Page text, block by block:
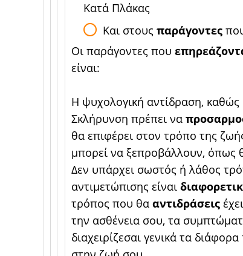
Κατά Πλάκας
Και στους παράγοντες
Οι παράγοντες που
είναι:
Η ψυχολογική αντίδραση, καθώς
Σκλήρυνση πρέπει να
θα επιφέρει στον τρόπο της
μπορεί να ξεπροβάλλουν, όπως
Δεν υπάρχει σωστός ή λάθος
αντιμετώπισης είναι
τρόπος που θα αντιδράσεις
την ασθένεια σου, τα
διαχειρίζεσαι γενικά τα